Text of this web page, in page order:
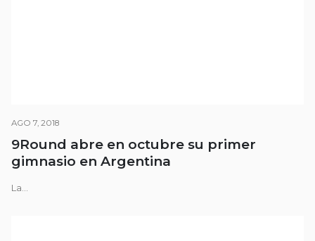
AGO 7, 2018
9Round abre en octubre su primer
gimnasio en Argentina
La...